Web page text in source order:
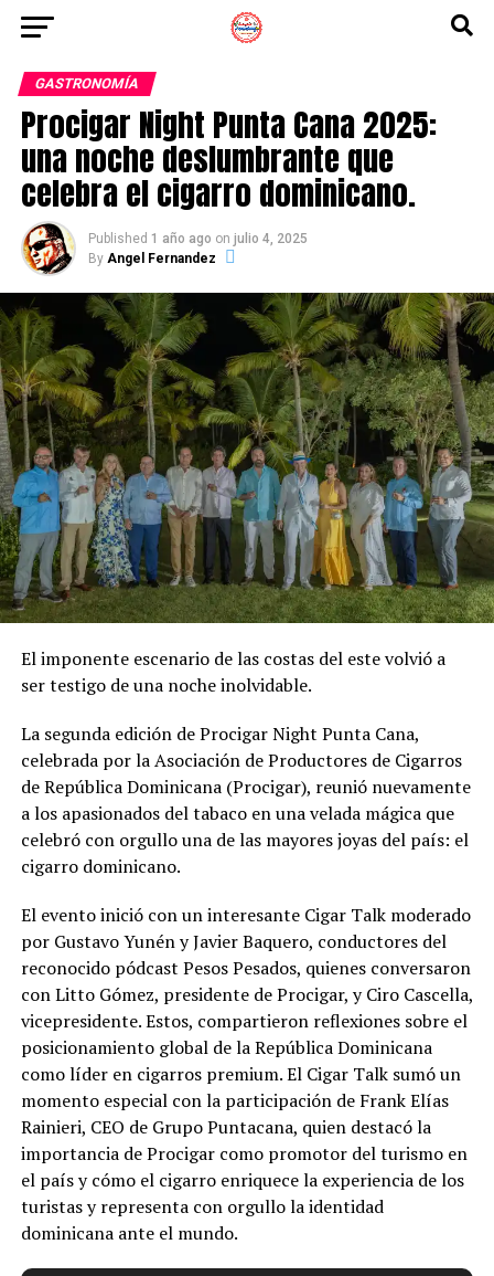
GASTRONOMÍA
Procigar Night Punta Cana 2025:
una noche deslumbrante que
celebra el cigarro dominicano.
Published 1 año ago on julio 4, 2025
By Angel Fernandez
El imponente escenario de las costas del este volvió a
ser testigo de una noche inolvidable.
La segunda edición de Procigar Night Punta Cana,
celebrada por la Asociación de Productores de Cigarros
de República Dominicana (Procigar), reunió nuevamente
a los apasionados del tabaco en una velada mágica que
celebró con orgullo una de las mayores joyas del país: el
cigarro dominicano.
El evento inició con un interesante Cigar Talk moderado
por Gustavo Yunén y Javier Baquero, conductores del
reconocido pódcast Pesos Pesados, quienes conversaron
con Litto Gómez, presidente de Procigar, y Ciro Cascella,
vicepresidente. Estos, compartieron reflexiones sobre el
posicionamiento global de la República Dominicana
como líder en cigarros premium. El Cigar Talk sumó un
momento especial con la participación de Frank Elías
Rainieri, CEO de Grupo Puntacana, quien destacó la
importancia de Procigar como promotor del turismo en
el país y cómo el cigarro enriquece la experiencia de los
turistas y representa con orgullo la identidad
dominicana ante el mundo.